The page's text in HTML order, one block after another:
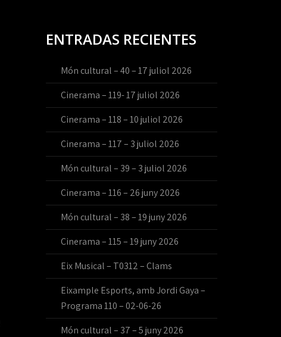
ENTRADAS RECIENTES
Món cultural – 40 – 17 juliol 2026
Cinerama – 119- 17 juliol 2026
Cinerama – 118 – 10 juliol 2026
Cinerama – 117 – 3 juliol 2026
Món cultural – 39 – 3 juliol 2026
Cinerama – 116 – 26 juny 2026
Món cultural – 38 – 19 juny 2026
Cinerama – 115 – 19 juny 2026
Eix Musical – T0312 – Clams
Eixample Esports, amb Jordi Gaya –
Programa 110 – 02-06-26
Món cultural – 37 – 5 juny 2026